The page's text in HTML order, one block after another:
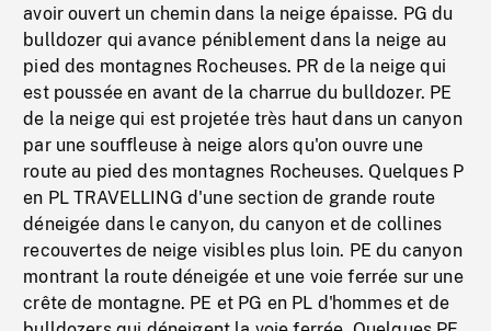
avoir ouvert un chemin dans la neige épaisse. PG du
bulldozer qui avance péniblement dans la neige au
pied des montagnes Rocheuses. PR de la neige qui
est poussée en avant de la charrue du bulldozer. PE
de la neige qui est projetée très haut dans un canyon
par une souffleuse à neige alors qu'on ouvre une
route au pied des montagnes Rocheuses. Quelques P
en PL TRAVELLING d'une section de grande route
déneigée dans le canyon, du canyon et de collines
recouvertes de neige visibles plus loin. PE du canyon
montrant la route déneigée et une voie ferrée sur une
crête de montagne. PE et PG en PL d'hommes et de